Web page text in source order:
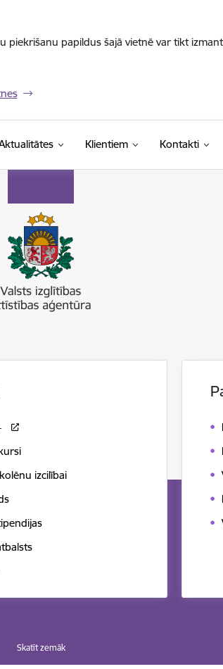
papildus šajā vietnē var tikt
Klientiem Kontakti
izcilībai
Skatīt zemāk